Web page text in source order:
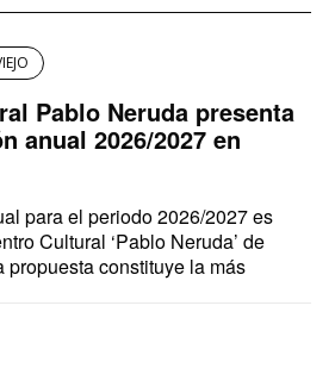
Pablo Neruda presenta
anual 2026/2027 en
para el periodo 2026/2027 es
Cultural ‘Pablo Neruda’ de
constituye la más